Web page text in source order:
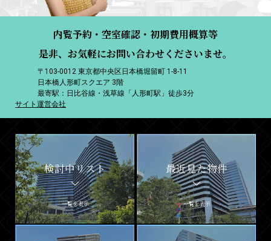
内覧予約・空室確認・初期費用概算等
是非、お気軽にお問い合わせくださいませ。
〒103-0012 東京都中央区日本橋堀留町 1-8-11
日本橋人形町スクエア 3階
最寄駅：日比谷線・浅草線「人形町駅」徒歩3分
サイト運営会社
検討中リスト
一覧を表示
最近見た物件
一覧を表示